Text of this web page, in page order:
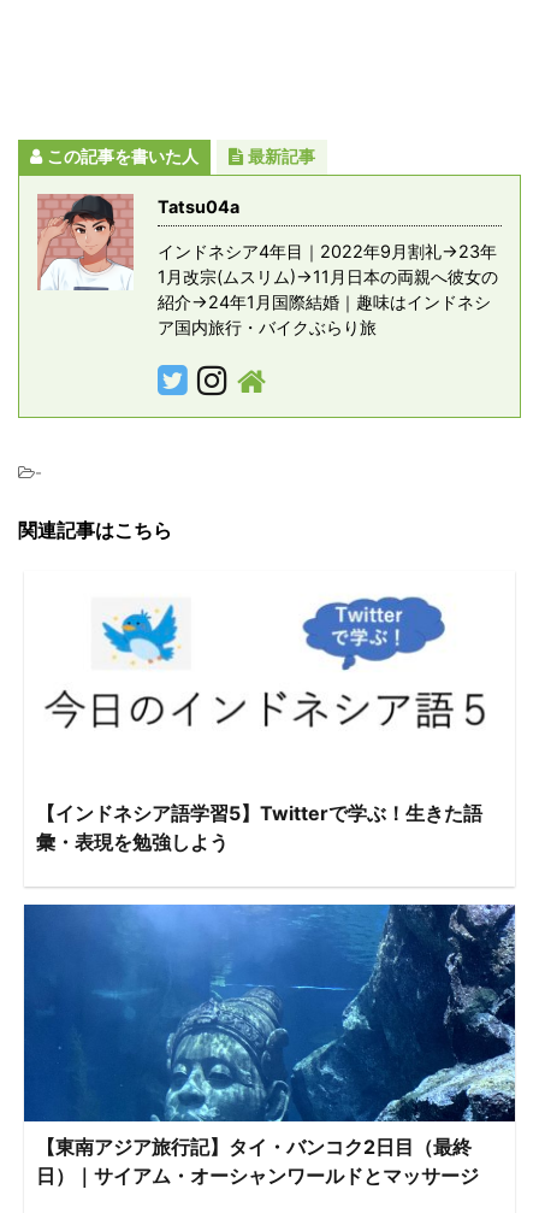
この記事を書いた人 最新記事
Tatsu04a
インドネシア4年目｜2022年9月割礼→23年
1月改宗(ムスリム)→11月日本の両親へ彼女の
紹介→24年1月国際結婚｜趣味はインドネシ
ア国内旅行・バイクぶらり旅
-
関連記事はこちら
【インドネシア語学習5】Twitterで学ぶ！生きた語
彙・表現を勉強しよう
【東南アジア旅行記】タイ・バンコク2日目（最終
日）｜サイアム・オーシャンワールドとマッサージ